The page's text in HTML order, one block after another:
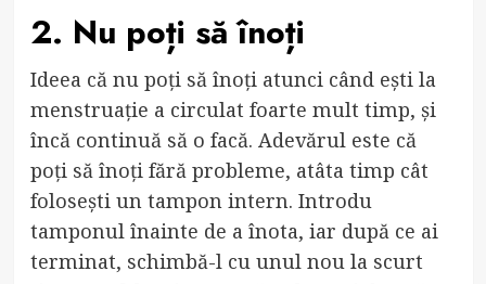
2. Nu poți să înoți
Ideea că nu poți să înoți atunci când ești la
menstruație a circulat foarte mult timp, și
încă continuă să o facă. Adevărul este că
poți să înoți fără probleme, atâta timp cât
folosești un tampon intern. Introdu
tamponul înainte de a înota, iar după ce ai
terminat, schimbă-l cu unul nou la scurt